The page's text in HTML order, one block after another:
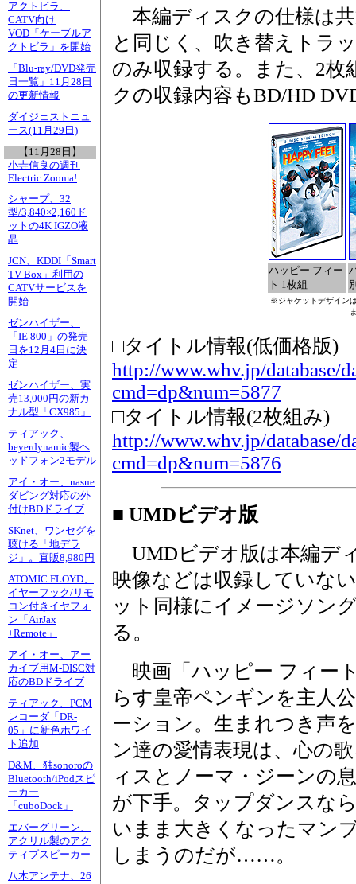
アクトビラ、
CATV向け
VOD「ケーブルア
クトビラ」を開始
「Blu-ray/DVD発売
日一覧」11月28日
の更新情報
ダイジェストニュ
ース(11月29日)
【11月28日】
小寺信良の週刊
Electric Zooma!
シャープ、32
型/3,840×2,160ド
ットの4K IGZO液
晶
JCN、KDDI「Smart
TV Box」利用の
CATVサービスを
開始
ゼンハイザー、
「IE 800」の発売
日を12月4日に決
定
ゼンハイザー、実
売13,000円の新カ
ナル型「CX985」
ティアック、
beyerdynamic製ヘ
ッドフォン2モデル
アイ・オー、nasne
ダビング対応の外
付けBDドライブ
SKnet、ワンセグを
聴ける「地デラ
ジ」。直販8,980円
ATOMIC FLOYD、
イヤーフック/リモ
コン付きイヤフォ
ン「AirJax
+Remote」
アイ・オー、アー
カイブ用M-DISC対
応のBDドライブ
ティアック、PCM
レコーダ「DR-
05」に新色ホワイ
ト追加
D&M、独sonoroの
Bluetooth/iPodスピ
ーカー
「cuboDock」
エバーグリーン、
アクリル製のアク
ティブスピーカー
八木アンテナ、26
本編ディスクの仕様は
と同じく、吹き替えトラ
のみ収録する。また、2
クの収録内容もBD/HD
ハッピー フィー
ト 1枚組
※ジャケットデザイン
□タイトル情報(低価格版)
http://www.whv.jp/database/
cmd=dp&num=5877
□タイトル情報(2枚組み)
http://www.whv.jp/database/
cmd=dp&num=5876
■ UMDビデオ版
UMDビデオ版は本編デ
映像などは収録していな
ット同様にイメージソン
る。
映画「ハッピー フィー
らす皇帝ペンギンを主人
ーション。生まれつき声
ン達の愛情表現は、心の
ィスとノーマ・ジーンの
が下手。タップダンスな
いまま大きくなったマン
しまうのだが……。